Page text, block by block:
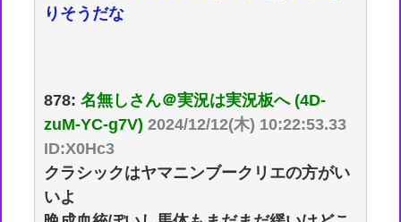
りそうだな
878:名無しさん＠実況は実況板へ (4D-
zuM-YC-g7V) 2024/12/12(木) 10:22:53.33
ID:X0Hc3
クラシックはヤマニンブークリエの方がい
いよ